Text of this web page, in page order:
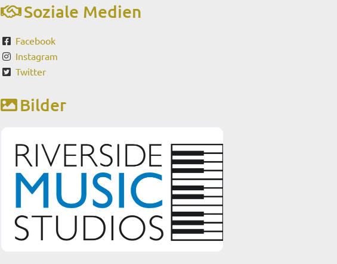
Soziale Medien
Facebook
Instagram
Twitter
Bilder